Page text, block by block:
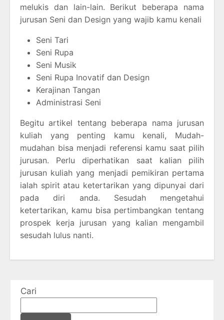
melukis dan lain-lain. Berikut beberapa nama
jurusan Seni dan Design yang wajib kamu kenali
Seni Tari
Seni Rupa
Seni Musik
Seni Rupa Inovatif dan Design
Kerajinan Tangan
Administrasi Seni
Begitu artikel tentang beberapa nama jurusan
kuliah yang penting kamu kenali, Mudah-
mudahan bisa menjadi referensi kamu saat pilih
jurusan. Perlu diperhatikan saat kalian pilih
jurusan kuliah yang menjadi pemikiran pertama
ialah spirit atau ketertarikan yang dipunyai dari
pada diri anda. Sesudah mengetahui
ketertarikan, kamu bisa pertimbangkan tentang
prospek kerja jurusan yang kalian mengambil
sesudah lulus nanti.
Cari